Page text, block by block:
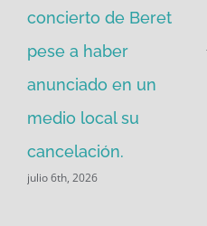
concierto de Beret
pese a haber
anunciado en un
medio local su
cancelación.
julio 6th, 2026